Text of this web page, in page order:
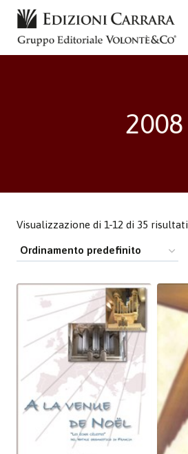
Salta
contenuto
2008
Visualizzazione di 1-12 di 35 risultati